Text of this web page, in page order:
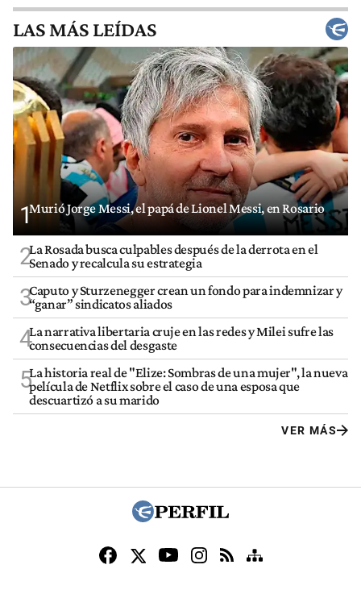
LAS MÁS LEÍDAS
1Murió Jorge Messi, el papá de Lionel Messi, en Rosario
2La Rosada busca culpables después de la derrota en el
Senado y recalcula su estrategia
3Caputo y Sturzenegger crean un fondo para indemnizar y
“ganar” sindicatos aliados
4La narrativa libertaria cruje en las redes y Milei sufre las
consecuencias del desgaste
5La historia real de "Elize: Sombras de una mujer", la nueva
película de Netflix sobre el caso de una esposa que
descuartizó a su marido
VER MÁS